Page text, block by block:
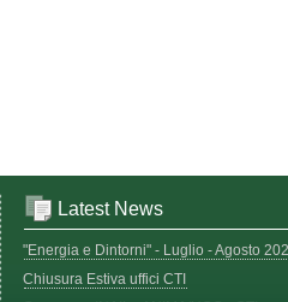
Latest News
"Energia e Dintorni" - Luglio - Agosto
Chiusura Estiva uffici CTI